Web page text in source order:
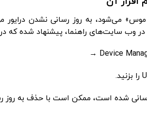
می‌شود، به ‌روز رسانی نشدن درایور
سایت‌های راهنما، پیشنهاد شده که
Device
شده است، ممکن است با حذف به ‌روز